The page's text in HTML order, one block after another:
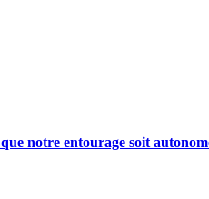
notre entourage soit